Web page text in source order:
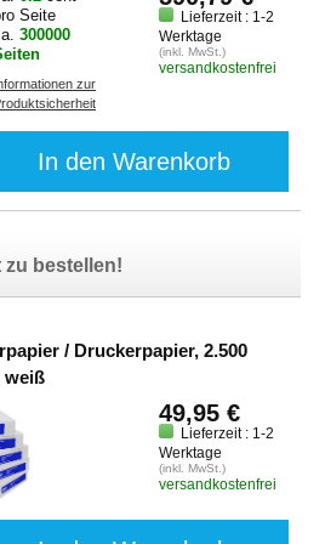
Seite
300000
zur
Lieferzeit : 1-2
Werktage
(inkl. MwSt.)
versandkostenfrei
In den Warenkorb
zu bestellen!
/ Druckerpapier, 2.500
weiß
49,95 €
Lieferzeit : 1-2
Werktage
(inkl. MwSt.)
versandkostenfrei